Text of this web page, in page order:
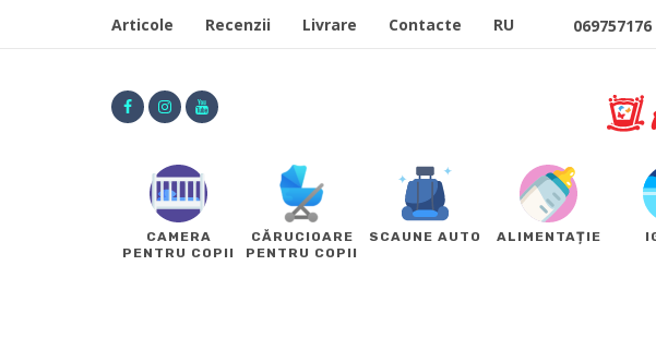
Articole Recenzii Livrare Contacte RU
CAMERA
PENTRU COPII
CĂRUCIOARE
PENTRU COPII
SCAUNE AUTO ALIMENTAȚIE